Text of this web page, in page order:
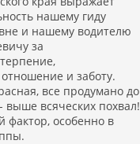
нашему гиду
и нашему водителю
за
и заботу.
все продумано до
всяческих похвал!
фактор, особенно в